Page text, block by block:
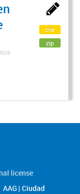
csv
zip
license
| Ciudad